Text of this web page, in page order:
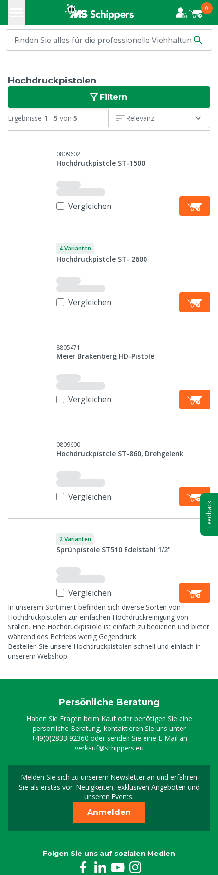
0
Hochdruckpistolen
Filtern
Ergebnisse 1 - 5 von 5 Relevanz
0809602
Hochdruckpistole ST-1500
Vergleichen
4 Varianten
Hochdruckpistole ST- 2600
Vergleichen
8805471
Meier Brakenberg HD-Pistole
Vergleichen
0809600
Hochdruckpistole ST-860, Drehgelenk
Vergleichen
2 Varianten
Sprühpistole ST510 Edelstahl 1/2"
Vergleichen
In unserem Sortiment befinden sich diverse Sorten von
Hochdruckpistolen zur einfachen Hochdruckreinigung von
Ställen. Eine Hochdruckpistole ist einfach zu bedienen und bietet
während des Betriebs wenig Gegendruck.
Bestellen Sie unsere Hochdruckpistolen schnell und einfach in
unserem Webshop.
Persönliche Beratung
Haben Sie Fragen beim Kauf oder benötigen Sie eine
persönliche Beratung, kontaktieren Sie uns unter
+49(0)2833 92360 oder senden Sie eine E-Mail an
verkauf@schippers.eu
Melden Sie sich zu unserem Newsletter an und erfahren
Sie als erstes von Neuigkeiten, exklusiven Angeboten und
unseren Events.
Melden Sie sich für
Anmelden
Folgen Sie uns auf sozialen Medien
Feedback